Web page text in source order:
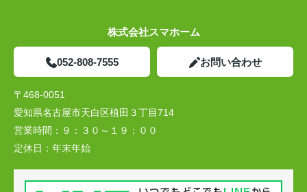
株式会社スマホーム
052-808-7555 お問い合わせ
〒468-0051
愛知県名古屋市天白区植田３丁目714
営業時間： ９：３０～１９：００
定休日： 年末年始